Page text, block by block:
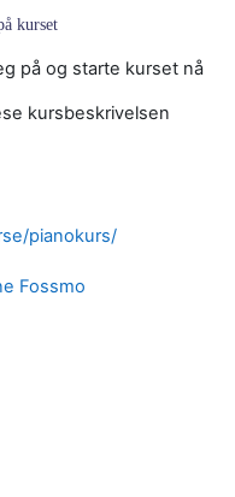
kurset
på og starte kurset nå
kursbeskrivelsen
pianokurs/
Fossmo